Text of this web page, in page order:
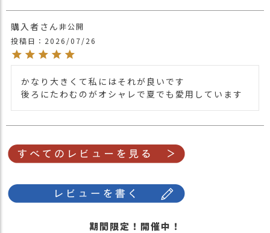
もともと、布地にはかなりの量の紫外線カ
その為、特殊な加工をしなくても、UVカッ
＊UPFとは…紫外線対策の先進国であるオ
ーストラリアやニュージーランドで用いら
れているUVカットの世界的基準値のことを
示します。UPFは数値で表示され、
UPF50+が最高値です。
ットンを使用しております。
※生地の入荷時期により色の濃さ等が異な
・長時間濡れたままで重ねて置いたり、汗
る場合がございますのでお気を付け下さ
購入者
非公開
投稿日
2026/07/26
かなり大きくて私にはそれが良いです
後ろにたわむのがオシャレで夏でも愛用しています
期間限定！開催中！